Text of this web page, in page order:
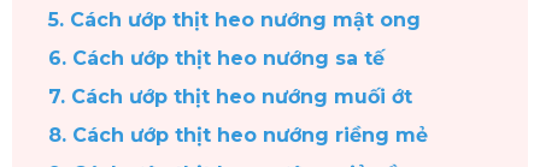
5. Cách ướp thịt heo nướng mật ong
6. Cách ướp thịt heo nướng sa tế
7. Cách ướp thịt heo nướng muối ớt
8. Cách ướp thịt heo nướng riềng mẻ